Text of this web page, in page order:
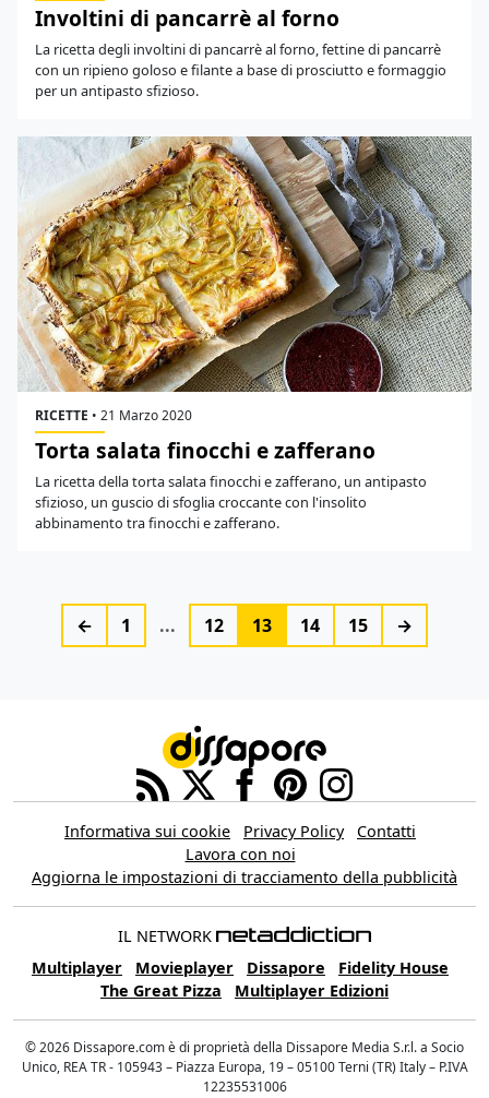
Involtini di pancarrè al forno
La ricetta degli involtini di pancarrè al forno, fettine di pancarrè
con un ripieno goloso e filante a base di prosciutto e formaggio
per un antipasto sfizioso.
RICETTE • 21 Marzo 2020
Torta salata finocchi e zafferano
La ricetta della torta salata finocchi e zafferano, un antipasto
sfizioso, un guscio di sfoglia croccante con l'insolito
abbinamento tra finocchi e zafferano.
← 1 ... 12 13 14 15 →
Informativa sui cookie Privacy Policy
Contatti
Lavora con noi
Aggiorna le impostazioni di tracciamento della pubblicità
IL NETWORK
Multiplayer
Movieplayer Dissapore
Fidelity House
The Great Pizza
Multiplayer Edizioni
© 2026 Dissapore.com è di proprietà della Dissapore Media S.r.l. a Socio
Unico, REA TR - 105943 – Piazza Europa, 19 – 05100 Terni (TR) Italy – P.IVA
12235531006